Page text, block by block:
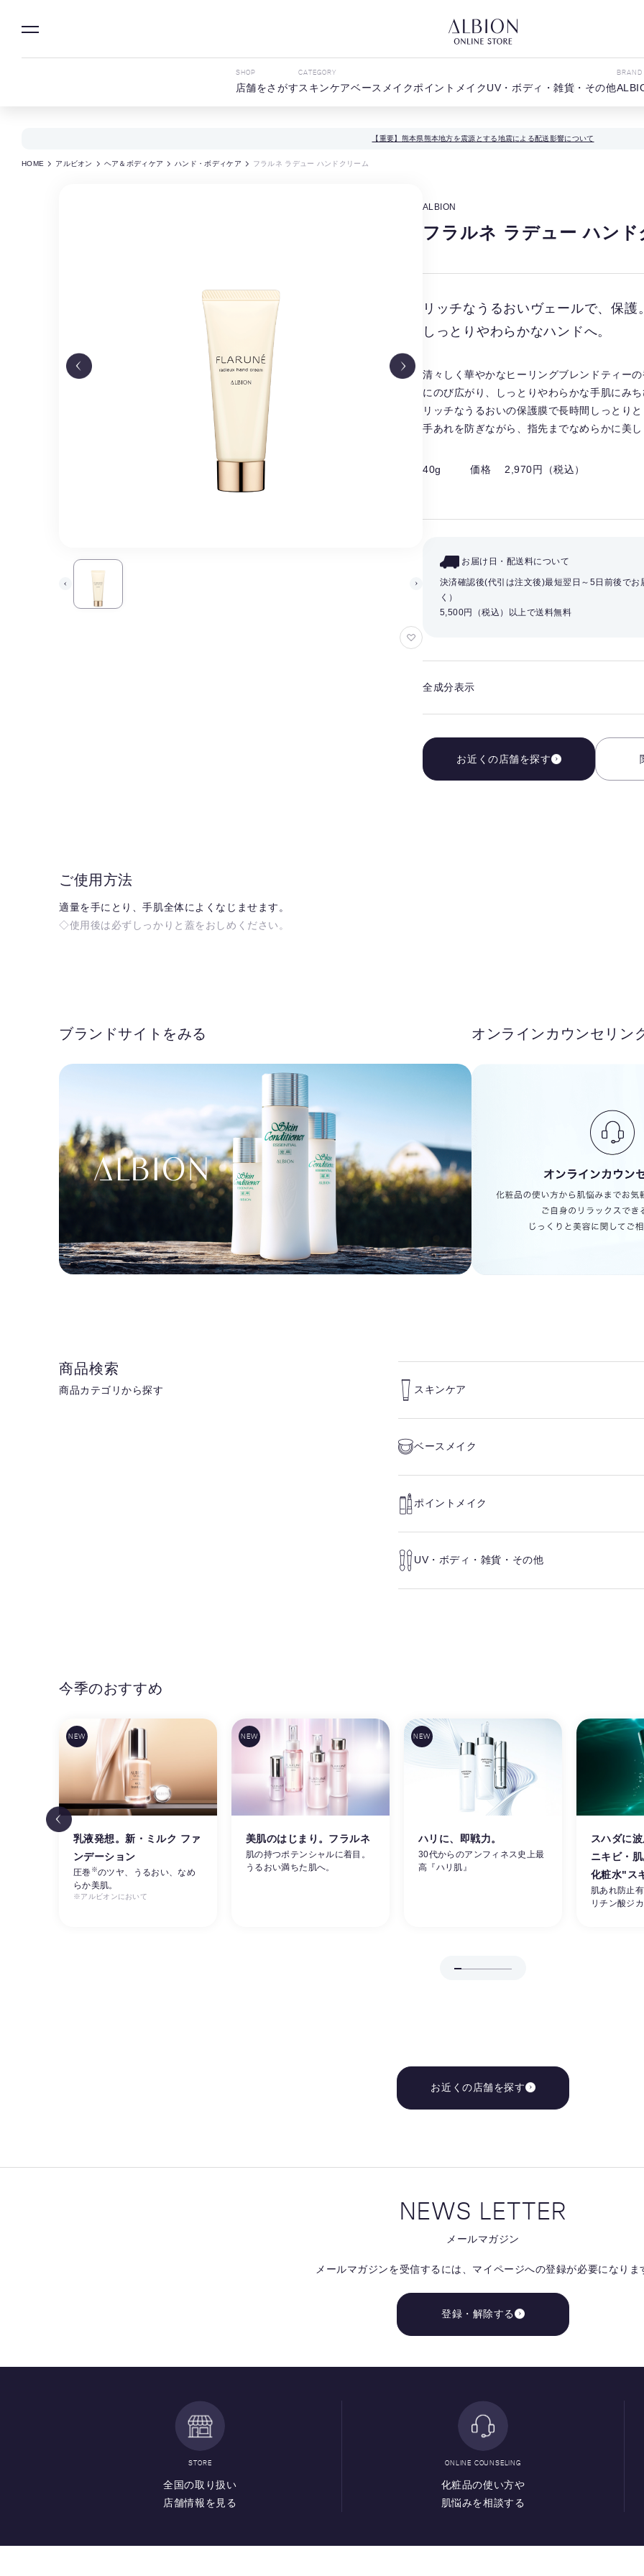
SHOP
店舗をさがす
CATEGORY
スキンケアベースメイクポイントメイクUV・ボディ・雑貨・その他
BRAND
【重要】熊本県熊本地方を震源とする地震による配送影響について
HOME アルビオン ヘア＆ボディケア ハンド・ボディケア フラルネ ラデュー ハンドクリーム
お
ALBION
フラルネ ラデュー ハンド
リッチなうるおいヴェールで、保護
しっとりやわらかなハンドへ。
清々しく華やかなヒーリングブレンドティー
にのび広がり、しっとりやわらかな手肌にみ
リッチなうるおいの保護膜で長時間しっとり
手あれを防ぎながら、指先までなめらかに美
40g 価格 2,970円（税込）
お届け日・配送料について
決済確認後(代引は注文後)最短翌日～5日前後で
く）
5,500円（税込）以上で送料無料
全成分表示
お近くの店舗を探す
ご使用方法
適量を手にとり、手肌全体によくなじませます。
◇使用後は必ずしっかりと蓋をおしめください。
ブランドサイトをみる オンラインカウンセリン
商品検索
商品カテゴリから探す スキンケア
ベースメイク
ポイントメイク
UV・ボディ・雑貨・その他
今季のおすすめ
乳液発想。新・ミルク ファ
ンデーション
圧巻 ※のツヤ、うるおい、なめ
らか美肌。
※アルビオンにおいて
美肌のはじまり。フラルネ
肌の持つポテンシャルに着目。
うるおい満ちた肌へ。
ハリに、即戦力。
30代からのアンフィネス史上最
高『ハリ肌』
スハダに
ニキビ・
化粧水"ス
肌あれ防止
リチン酸ジ
お近くの店舗を探す
NEWS LETTER
メールマガジン
メールマガジンを受信するには、 マイページへの登録が必要になりま
登録・解除する
STORE
全国の取り扱い
店舗情報を見る
ONLINE COUNSELING
化粧品の使い方や
肌悩みを相談する